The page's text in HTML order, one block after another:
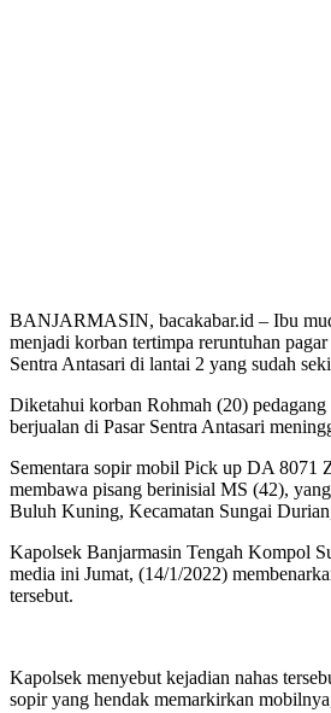
BANJARMASIN, bacakabar.id – Ibu
menjadi korban tertimpa reruntuhan
Sentra Antasari di lantai 2 yang sudah
Diketahui korban Rohmah (20)
berjualan di Pasar Sentra Antasari
Sementara sopir mobil Pick up DA 8071
membawa pisang berinisial MS (42),
Buluh Kuning, Kecamatan Sungai
Kapolsek Banjarmasin Tengah Kompol
media ini Jumat, (14/1/2022)
tersebut.
Kapolsek menyebut kejadian nahas
sopir yang hendak memarkirkan